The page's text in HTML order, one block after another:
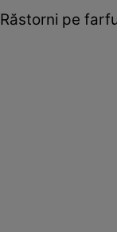
Răstorni pe